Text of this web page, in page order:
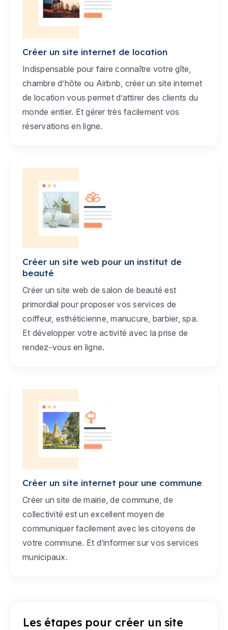
Créer un site internet de location
Indispensable pour faire connaître votre gîte,
chambre d’hôte ou Airbnb, créer un site internet
de location vous permet d’attirer des clients du
monde entier. Et gérer très facilement vos
réservations en ligne.
Créer un site web pour un institut de
beauté
Créer un site web de salon de beauté est
primordial pour proposer vos services de
coiffeur, esthéticienne, manucure, barbier, spa.
Et développer votre activité avec la prise de
rendez-vous en ligne.
Créer un site internet pour une commune
Créer un site de mairie, de commune, de
collectivité est un excellent moyen de
communiquer facilement avec les citoyens de
votre commune. Et d’informer sur vos services
municipaux.
Les étapes pour créer un site